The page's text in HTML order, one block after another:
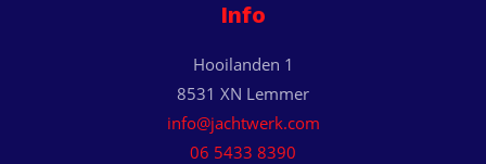
Info
Hooilanden 1
8531 XN Lemmer
info@jachtwerk.com
06 5433 8390